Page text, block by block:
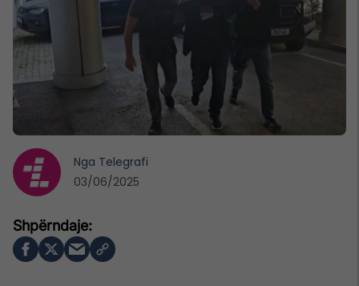
Nga Telegrafi
03/06/2025